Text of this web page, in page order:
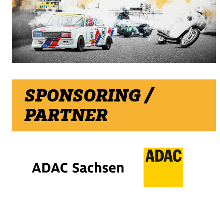
SPONSORING /
PARTNER